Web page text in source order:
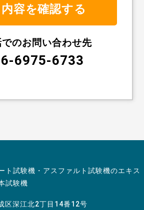
のお問い合わせ先
6975-6733
ト試験機・アスファルト試験機のエキス
試験機
区深江北2丁目14番12号